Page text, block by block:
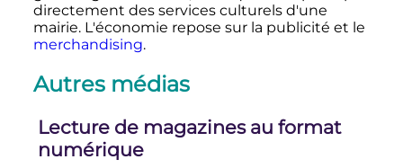
directement des services culturels d'une
mairie. L'économie repose sur la publicité et le
merchandising.
Autres médias
Lecture de magazines au format
numérique